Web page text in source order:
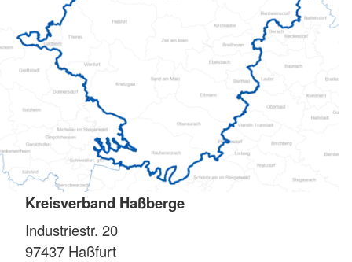
Kreisverband Haßberge
Industriestr. 20
97437 Haßfurt